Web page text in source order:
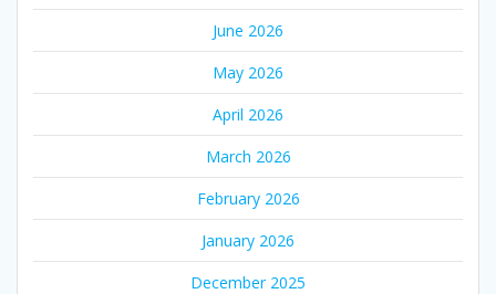
June 2026
May 2026
April 2026
March 2026
February 2026
January 2026
December 2025